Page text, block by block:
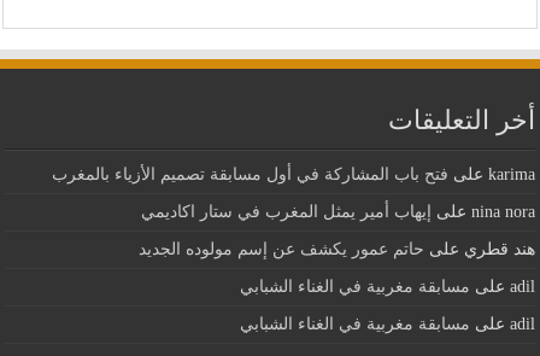
أخر التعليقات
karima على فتح باب المشاركة في أول مسابقة تصميم الأزياء بالمغرب
nina nora على إيهاب أمير يمثل المغرب في ستار اكاديمي
هند قطري على حاتم عمور يكشف عن إسم مولوده الجديد
adil على مسابقة مغربية في الغناء الشبابي
adil على مسابقة مغربية في الغناء الشبابي